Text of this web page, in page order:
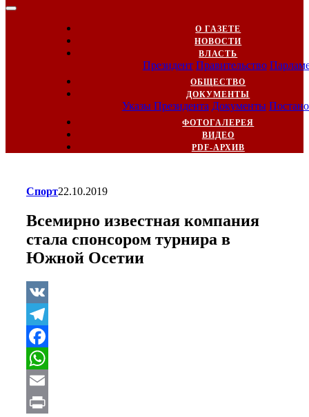
О ГАЗЕТЕ
НОВОСТИ
ВЛАСТЬ
Президент Правительство
ОБЩЕСТВО
ДОКУМЕНТЫ
Указы Президента Документы
ФОТОГАЛЕРЕЯ
ВИДЕО
PDF-АРХИВ
Спорт22.10.2019
Всемирно известная компания
стала спонсором турнира в
Южной Осетии
VK
Telegram
Facebook
WhatsApp
Email